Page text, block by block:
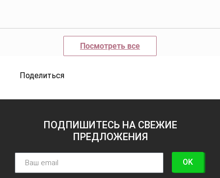
Посмотреть все
Поделиться
ПОДПИШИТЕСЬ НА СВЕЖИЕ
ПРЕДЛОЖЕНИЯ
OK